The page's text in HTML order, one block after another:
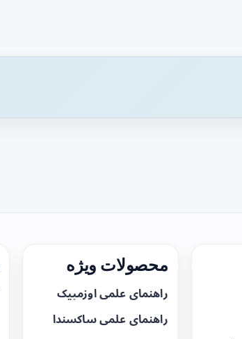
محصولات ویژه
راهنمای علمی اوزمپیک
راهنمای علمی ساکسندا